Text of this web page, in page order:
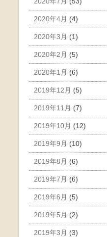
2020年4月 (4)
2020年3月 (1)
2020年2月 (5)
2020年1月 (6)
2019年12月 (5)
2019年11月 (7)
2019年10月 (12)
2019年9月 (10)
2019年8月 (6)
2019年7月 (6)
2019年6月 (5)
2019年5月 (2)
2019年3月 (3)